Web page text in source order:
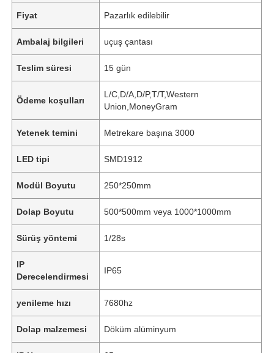
Fiyat Pazarlık edilebilir
Ambalaj bilgileri uçuş çantası
Teslim süresi 15 gün
Ödeme koşulları
L/C,D/A,D/P,T/T,Western
Union,MoneyGram
Yetenek temini Metrekare başına 3000
LED tipi SMD1912
Modül Boyutu 250*250mm
Dolap Boyutu 500*500mm veya 1000*1000mm
Sürüş yöntemi 1/28s
IP
Derecelendirmesi
IP65
yenileme hızı 7680hz
Dolap malzemesi Döküm alüminyum